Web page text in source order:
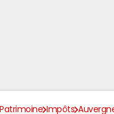
Patrimoine Impôts